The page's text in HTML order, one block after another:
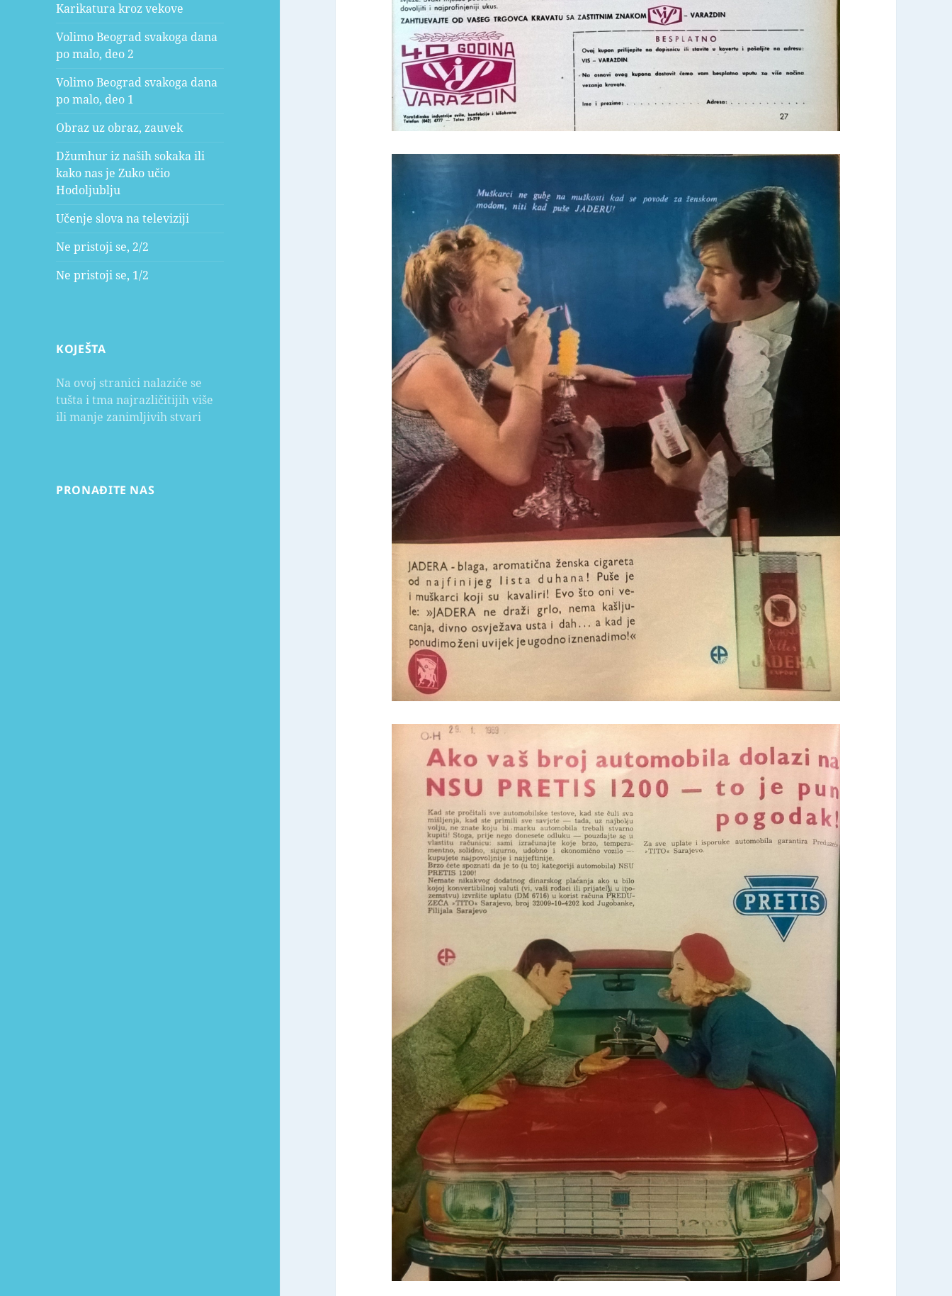
Karikatura kroz vekove
Volimo Beograd svakoga dana
po malo, deo 2
Volimo Beograd svakoga dana
po malo, deo 1
Obraz uz obraz, zauvek
Džumhur iz naših sokaka ili
kako nas je Zuko učio
Hodoljublju
Učenje slova na televiziji
Ne pristoji se, 2/2
Ne pristoji se, 1/2
KOJEŠTA
Na ovoj stranici nalaziće se
tušta i tma najrazličitijih više
ili manje zanimljivih stvari
PRONAĐITE NAS